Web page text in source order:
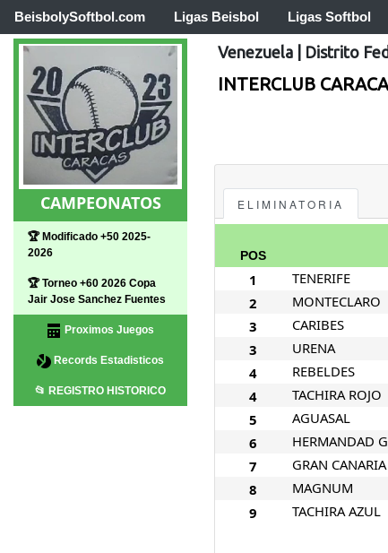
BeisbolySoftbol.com Ligas Beisbol Ligas Softbol
CAMPEONATOS
🏆 Modificado +50 2025-
2026
🏆 Torneo +60 2026 Copa
Jair Jose Sanchez Fuentes
Proximos Juegos
Records Estadisticos
📂 REGISTRO HISTORICO
Venezuela Distrito
INTERCLUB
ELIMINATORIA
POS
1 TENERIFE
2 MONTECLARO
3 CARIBES
3 URENA
4 REBELDES
4 TACHIRA ROJO
5 AGUASAL
6 HERMANDAD
7 GRAN CANARIA
8 MAGNUM
9 TACHIRA AZUL